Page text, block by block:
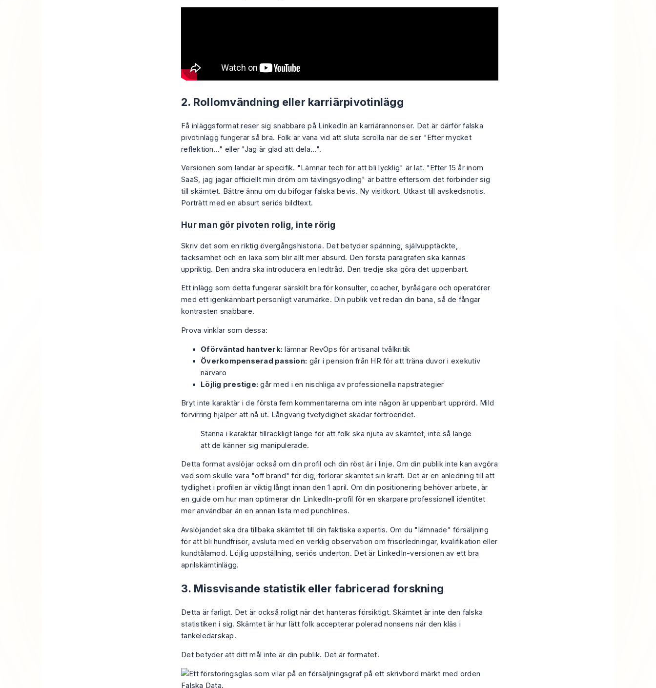
2. Rollomvändning eller karriärpivotinlägg
Få inläggsformat reser sig snabbare på LinkedIn än karriärannonser. Det är därför falska
pivotinlägg fungerar så bra. Folk är vana vid att sluta scrolla när de ser "Efter mycket
reflektion..." eller "Jag är glad att dela...".
Versionen som landar är specifik. "Lämnar tech för att bli lycklig" är lat. "Efter 15 år inom
SaaS, jag jagar officiellt min dröm om tävlingsyodling" är bättre eftersom det förbinder sig
till skämtet. Bättre ännu om du bifogar falska bevis. Ny visitkort. Utkast till avskedsnotis.
Porträtt med en absurt seriös bildtext.
Hur man gör pivoten rolig, inte rörig
Skriv det som en riktig övergångshistoria. Det betyder spänning, självupptäckte,
tacksamhet och en läxa som blir allt mer absurd. Den första paragrafen ska kännas
uppriktig. Den andra ska introducera en ledtråd. Den tredje ska göra det uppenbart.
Ett inlägg som detta fungerar särskilt bra för konsulter, coacher, byråägare och operatörer
med ett igenkännbart personligt varumärke. Din publik vet redan din bana, så de fångar
kontrasten snabbare.
Prova vinklar som dessa:
Oförväntad hantverk: lämnar RevOps för artisanal tvålkritik
Överkompenserad passion: går i pension från HR för att träna duvor i exekutiv
närvaro
Löjlig prestige: går med i en nischliga av professionella napstrategier
Bryt inte karaktär i de första fem kommentarerna om inte någon är uppenbart upprörd. Mild
förvirring hjälper att nå ut. Långvarig tvetydighet skadar förtroendet.
Stanna i karaktär tillräckligt länge för att folk ska njuta av skämtet, inte så länge
att de känner sig manipulerade.
Detta format avslöjar också om din profil och din röst är i linje. Om din publik inte kan avgöra
vad som skulle vara "off brand" för dig, förlorar skämtet sin kraft. Det är en anledning till att
tydlighet i profilen är viktig långt innan den 1 april. Om din positionering behöver arbete, är
en guide om hur man optimerar din LinkedIn-profil för en skarpare professionell identitet
mer användbar än en annan lista med punchlines.
Avslöjandet ska dra tillbaka skämtet till din faktiska expertis. Om du "lämnade" försäljning
för att bli hundfrisör, avsluta med en verklig observation om frisörledningar, kvalifikation eller
kundtålamod. Löjlig uppställning, seriös underton. Det är LinkedIn-versionen av ett bra
aprilskämtinlägg.
3. Missvisande statistik eller fabricerad forskning
Detta är farligt. Det är också roligt när det hanteras försiktigt. Skämtet är inte den falska
statistiken i sig. Skämtet är hur lätt folk accepterar polerad nonsens när den kläs i
tankeledarskap.
Det betyder att ditt mål inte är din publik. Det är formatet.